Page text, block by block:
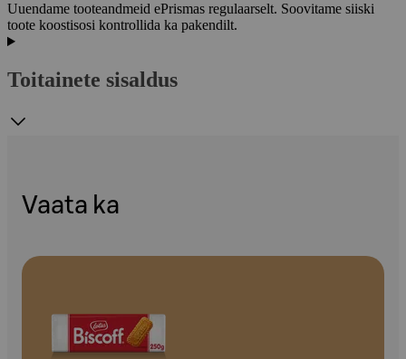
Uuendame tooteandmeid ePrismas regulaarselt. Soovitame siiski
toote koostisosi kontrollida ka pakendilt.
Toitainete sisaldus
Vaata ka